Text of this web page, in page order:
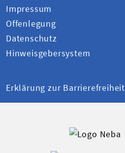
Impressum
Offenlegung
Datenschutz
Hinweisgebersystem
Erklärung zur Barrierefreiheit